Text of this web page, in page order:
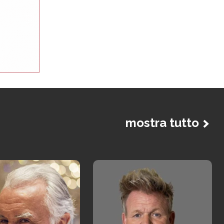
mostra tutto